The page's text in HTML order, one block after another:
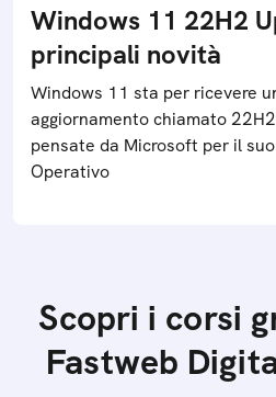
Windows 11 22H2
principali novità
Windows 11 sta per ricevere
aggiornamento chiamato
pensate da Microsoft per il
Operativo
Scopri i corsi
Fastweb